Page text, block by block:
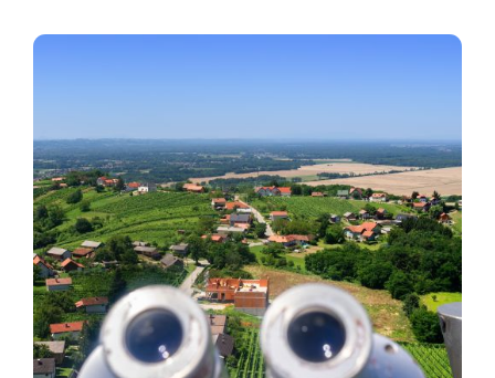
kmetijskem gospodarstvu v letu 2026, drugi pa